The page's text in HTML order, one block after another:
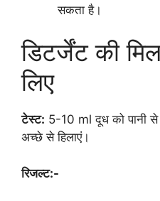
सकता है।
डिटर्जेंट की
लिए
टेस्ट: 5-10 ml दूध को पानी
अच्छे से हिलाएं।
रिजल्ट:-